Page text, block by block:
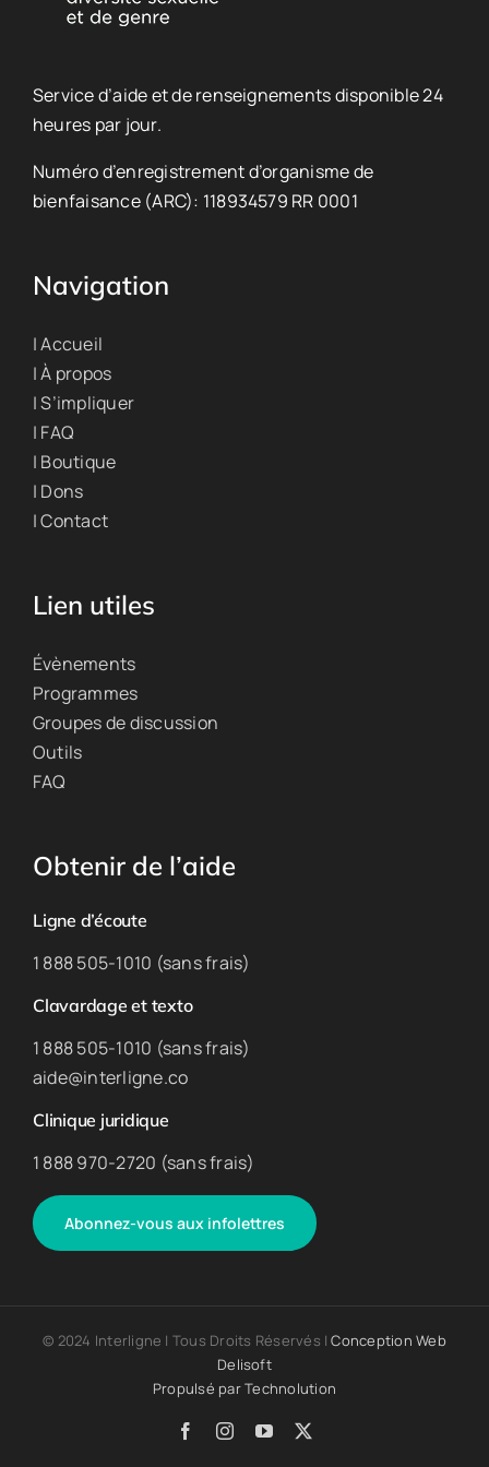
Service d’aide et de renseignements disponible 24
heures par jour.
Numéro d’enregistrement d’organisme de
bienfaisance (ARC): 118934579 RR 0001
Navigation
| Accueil
| À propos
| S’impliquer
| FAQ
| Boutique
| Dons
| Contact
Lien utiles
Évènements
Programmes
Groupes de discussion
Outils
FAQ
Obtenir de l’aide
Ligne d’écoute
1 888 505-1010 (sans frais)
Clavardage et texto
1 888 505-1010 (sans frais)
aide@interligne.co
Clinique juridique
1 888 970-2720 (sans frais)
Abonnez-vous aux infolettres
© 2024 Interligne | Tous Droits Réservés |Conception Web
Delisoft
Propulsé parTechnolution
FacebookInstagram
YouTube